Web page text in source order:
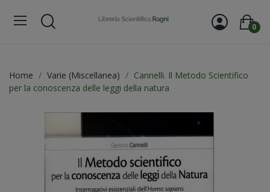
0
Home Varie (Miscellanea)
Cannelli. Il Metodo Scientifico
per la conoscenza delle leggi della natura